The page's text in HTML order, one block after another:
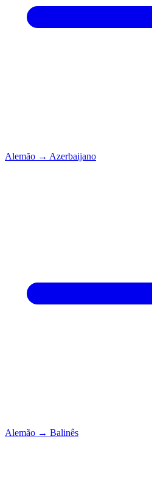
Alemão → Azerbaijano
Alemão → Balinês